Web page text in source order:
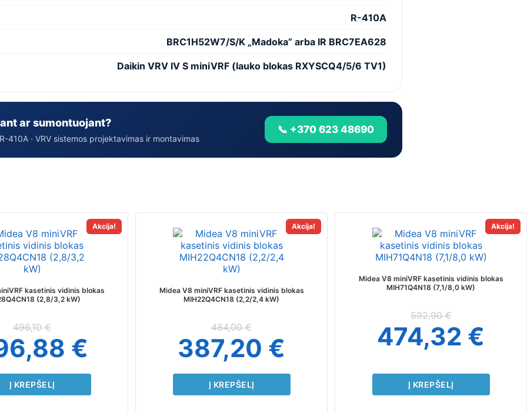
R-410A
BRC1H52W7/S/K „Madoka” arba IR BRC7EA628
Daikin VRV IV S miniVRF (lauko blokas RXYSCQ4/5/6 TV1)
ar sumontuojant?
410A · VRV sistemos projektavimas ir montavimas
📞 +370 623 48690
Akcija!
kasetinis vidinis blokas
(2,8/3,2 kW)
496,10€
€
Į KREPŠELĮ
Akcija!
Midea V8 miniVRF kasetinis vidinis blokas
MIH22Q4CN18 (2,2/2,4 kW)
484,00€
387,20 €
Į KREPŠELĮ
Akcija!
Midea V8 miniVRF kasetinis vidinis blokas
MIH71Q4N18 (7,1/8,0 kW)
592,90€
474,32 €
Į KREPŠELĮ